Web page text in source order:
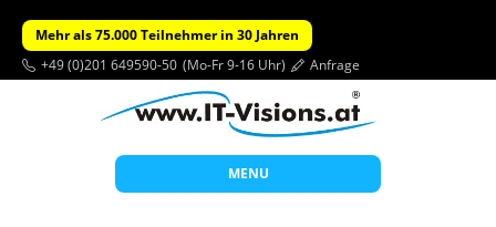
Mehr als 75.000 Teilnehmer in 30 Jahren
+49 (0)201 649590-50 (Mo-Fr 9-16 Uhr) Anfrage
MENU